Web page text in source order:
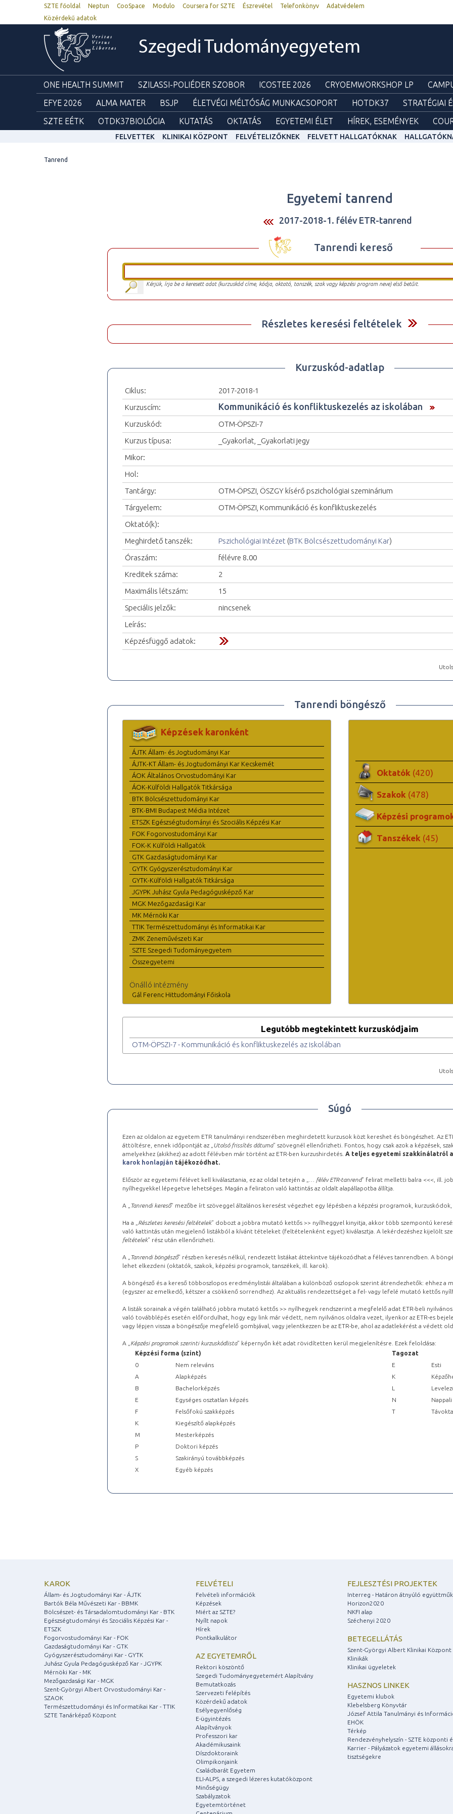
SZTE főoldal Neptun CooSpace Modulo Coursera for SZTE Észrevétel Telefonkönyv
Adatvédelem
Közérdekű adatok
Szegedi Tudományegyetem
ONE HEALTH SUMMIT SZILASSI-POLIÉDER SZOBOR ICOSTEE 2026 CRYOEMWORKSHOP LP
EFYE 2026
ALMA MATER BSJP ÉLETVÉGI MÉLTÓSÁG MUNKACSOPORT HOTDK37 STRATÉGIAI
SZTE EÉTK
OTDK37BIOLÓGIA KUTATÁS OKTATÁS EGYETEMI ÉLET HÍREK, ESEMÉNYEK
FELVETTEK KLINIKAI KÖZPONT FELVÉTELIZŐKNEK FELVETT HALLGATÓKNAK
Tanrend
Egyetemi tanrend
2017-2018-1. félév ETR-tanrend
Tanrendi kereső
Kérjük, írja be a keresett adat (kurzuskód címe, kódja, oktató, tanszék, szak vagy képzési program neve) első betűit.
Részletes keresési feltételek
Kurzuskód-adatlap
Ciklus:
2017-2018-1
Kurzuscím:
Kommunikáció és konfliktuskezelés az iskolában
Kurzuskód:
OTM-ÖPSZI-7
Kurzus típusa:
_Gyakorlat, _Gyakorlati jegy
Mikor:
Hol:
Tantárgy:
OTM-ÖPSZI, ÖSZGY kísérő pszichológiai szeminárium
Tárgyelem:
OTM-ÖPSZI, Kommunikáció és konfliktuskezelés
Oktató(k):
Meghirdető tanszék:
Pszichológiai Intézet (BTK Bölcsészettudományi Kar)
Óraszám:
félévre 8.00
Kreditek száma:
2
Maximális létszám:
15
Speciális jelzők:
nincsenek
Leírás:
Képzésfüggő adatok:
Tanrendi böngésző
Képzések karonként
ÁJTK Állam- és Jogtudományi Kar
ÁJTK-KT Állam- és Jogtudományi Kar Kecskemét
ÁOK Általános Orvostudományi Kar
ÁOK-Külföldi Hallgatók Titkársága
BTK Bölcsészettudományi Kar
BTK-BMI Budapest Média Intézet
ETSZK Egészségtudományi és Szociális Képzési Kar
FOK Fogorvostudományi Kar
FOK-K Külföldi Hallgatók
GTK Gazdaságtudományi Kar
GYTK Gyógyszerésztudományi Kar
GYTK-Külföldi Hallgatók Titkársága
JGYPK Juhász Gyula Pedagógusképző Kar
MGK Mezőgazdasági Kar
MK Mérnöki Kar
TTIK Természettudományi és Informatikai Kar
ZMK Zeneművészeti Kar
SZTE Szegedi Tudományegyetem
Összegyetemi
Önálló intézmény
Gál Ferenc Hittudományi Főiskola
Oktatók (420)
Szakok (478)
Képzési
Tanszékek (45)
Legutóbb megtekintett kurzuskódjaim
OTM-ÖPSZI-7 - Kommunikáció és konfliktuskezelés az iskolában
Súgó
Ezen az oldalon az egyetem ETR tanulmányi rendszerében meghirdetett kurzusok közt kereshet és böngészhet. Az
áttöltésre, ennek időpontját az „ Utolsó frissítés dátuma” szövegnél ellenőrizheti. Fontos, hogy csak azok a képzések,
amelyekhez (akikhez) az adott félévben már történt az ETR-ben kurzushirdetés. A teljes egyetemi szakkínálatról a
karok honlapján tájékozódhat.
Először az egyetemi félévet kell kiválasztania, ez az oldal tetején a „ … félév ETR-tanrend” felirat melletti balra <<<, ill.
nyílhegyekkel lépegetve lehetséges. Magán a feliraton való kattintás az oldalt alapállapotba állítja.
A „ Tanrendi kereső” mezőbe írt szöveggel általános keresést végezhet egy lépésben a képzési programok,
Ha a „ Részletes keresési feltételek” dobozt a jobbra mutató kettős >> nyílheggyel kinyitja, akkor több szempontú
való kattintás után megjelenő listákból a kívánt tételeket (feltételenként egyet) kiválasztja. A lekérdezéshez kijelölt
feltételek” rész után ellenőrizheti.
A „ Tanrendi böngésző” részben keresés nélkül, rendezett listákat áttekintve tájékozódhat a féléves tanrendben. A
lehet elkezdeni (oktatók, szakok, képzési programok, tanszékek, ill. karok).
A böngésző és a kereső többoszlopos eredménylistái általában a különböző oszlopok szerint átrendezhetők: ehhez a
(egyszer az emelkedő, kétszer a csökkenő sorrendhez). Az aktuális rendezettséget a fel- vagy lefelé mutató kettős
A listák sorainak a végén található jobbra mutató kettős >> nyílhegyek rendszerint a megfelelő adat ETR-beli
való továbblépés esetén előfordulhat, hogy egy link már védett, nem nyilvános oldalra vezet, ilyenkor az ETR-es
vagy lépjen vissza a böngészője megfelelő gombjával, vagy jelentkezzen be az ETR-be, ahol az adatlekérést a védett
A „ Képzési programok szerinti kurzuskódlista” képernyőn két adat rövidítetten kerül megjelenítésre. Ezek feloldása:
Képzési forma (szint)
Tagozat
0
Nem releváns E
Esti
A
Alapképzés K
B
Bachelorképzés L
E
Egységes osztatlan képzés N
Nappali
F
Felsőfokú szakképzés T
K
Kiegészítő alapképzés
M
Mesterképzés
P
Doktori képzés
S
Szakirányú továbbképzés
X
Egyéb képzés
KAROK
Állam- és Jogtudományi Kar - ÁJTK
Bartók Béla Művészeti Kar - BBMK
Bölcsészet- és Társadalomtudományi Kar - BTK
Egészségtudományi és Szociális Képzési Kar -
ETSZK
Fogorvostudományi Kar - FOK
Gazdaságtudományi Kar - GTK
Gyógyszerésztudományi Kar - GYTK
Juhász Gyula Pedagógusképző Kar - JGYPK
Mérnöki Kar - MK
Mezőgazdasági Kar - MGK
Szent-Györgyi Albert Orvostudományi Kar -
SZAOK
Természettudományi és Informatikai Kar - TTIK
SZTE Tanárképző Központ
FELVÉTELI
Felvételi információk
Képzések
Miért az SZTE?
Nyílt napok
Hírek
Pontkalkulátor
AZ EGYETEMRŐL
Rektori köszöntő
Szegedi Tudományegyetemért Alapítvány
Bemutatkozás
Szervezeti felépítés
Közérdekű adatok
Esélyegyenlőség
E-ügyintézés
Alapítványok
Professzori kar
Akadémikusaink
Díszdoktoraink
Olimpikonjaink
Családbarát Egyetem
ELI-ALPS, a szegedi lézeres kutatóközpont
Minőségügy
Szabályzatok
Egyetemtörténet
FEJLESZTÉSI PROJEKTEK
Interreg - Határon átnyúló
Horizon2020
NKFI alap
Széchenyi 2020
BETEGELLÁTÁS
Szent-Györgyi Albert Klinikai Központ
Klinikák
Klinikai ügyeletek
HASZNOS LINKEK
Egyetemi klubok
Klebelsberg Könyvtár
József Attila Tanulmányi és
EHÖK
Térkép
Rendezvényhelyszín - SZTE központi
Karrier - Pályázatok egyetemi
tisztségekre